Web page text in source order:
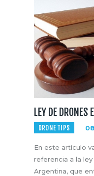
LEY DE DRONES
DRONE TIPS
En este artículo
referencia a la
Argentina, que